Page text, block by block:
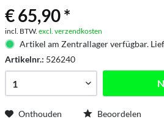
€ 65,90 *
incl. BTW. excl. verzendkosten
Artikel am Zentrallager verfügbar.
Artikelnr.: 526240
Onthouden Beoordelen